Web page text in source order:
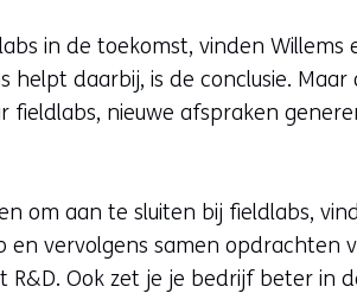
in de toekomst, vinden
daarbij, is de conclusie.
nieuwe afspraken
om aan te sluiten bij fieldlabs,
vervolgens samen opdrachten
Ook zet je je bedrijf beter in